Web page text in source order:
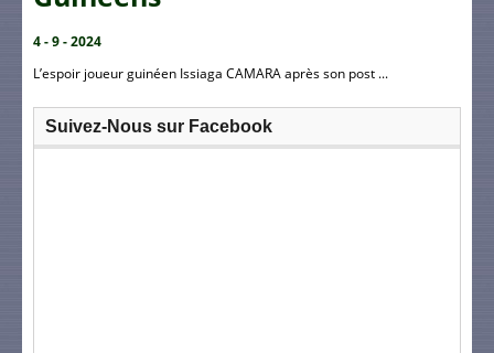
4 - 9 - 2024
L’espoir joueur guinéen Issiaga CAMARA après son post ...
Suivez-Nous sur Facebook